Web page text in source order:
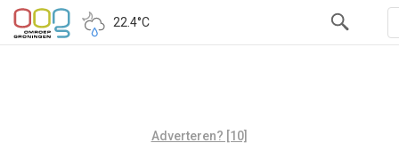
22.4°C
Adverteren? [10]